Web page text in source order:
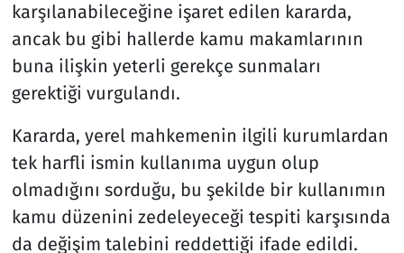
karşılanabileceğine işaret edilen kararda,
ancak bu gibi hallerde kamu makamlarının
buna ilişkin yeterli gerekçe sunmaları
gerektiği vurgulandı.
Kararda, yerel mahkemenin ilgili kurumlardan
tek harfli ismin kullanıma uygun olup
olmadığını sorduğu, bu şekilde bir kullanımın
kamu düzenini zedeleyeceği tespiti karşısında
da değişim talebini reddettiği ifade edildi.